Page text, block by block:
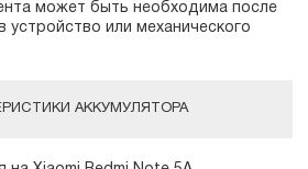
может быть необходима после
устройство или механического
АККУМУЛЯТОРА